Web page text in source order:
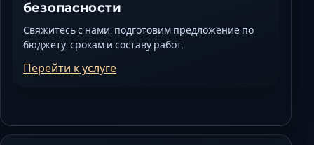
безопасности
Свяжитесь с нами, подготовим предложение по
бюджету, срокам и составу работ.
Перейти к услуге